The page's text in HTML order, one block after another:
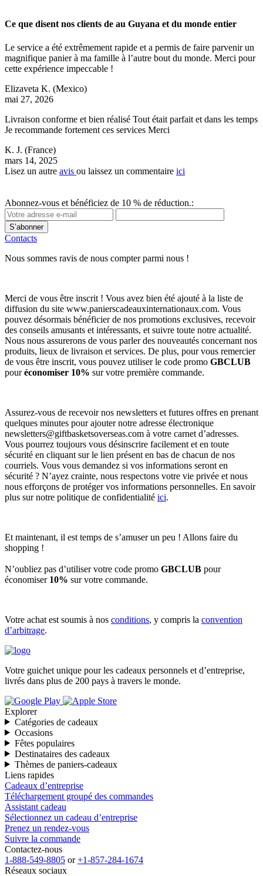
Ce que disent nos clients de au Guyana et du monde entier
Le service a été extrêmement rapide et a permis de faire parvenir un
magnifique panier à ma famille à l’autre bout du monde. Merci pour
cette expérience impeccable !
Elizaveta K. (Mexico)
mai 27, 2026
Livraison conforme et bien réalisé Tout était parfait et dans les temps
Je recommande fortement ces services Merci
K. J. (France)
mars 14, 2025
Lisez un autre avis ou laissez un commentaire ici
Abonnez-vous et bénéficiez de 10 % de réduction.:
S’abonner
Contacts
Nous sommes ravis de nous compter parmi nous !
Merci de vous être inscrit ! Vous avez bien été ajouté à la liste de
diffusion du site www.panierscadeauxinternationaux.com. Vous
pouvez désormais bénéficier de nos promotions exclusives, recevoir
des conseils amusants et intéressants, et suivre toute notre actualité.
Nous nous assurerons de vous parler des nouveautés concernant nos
produits, lieux de livraison et services. De plus, pour vous remercier
de vous être inscrit, vous pouvez utiliser le code promo GBCLUB
pouréconomiser 10% sur votre première commande.
Assurez-vous de recevoir nos newsletters et futures offres en prenant
quelques minutes pour ajouter notre adresse électronique
newsletters@giftbasketsoverseas.com à votre carnet d’adresses.
Vous pourrez toujours vous désinscrire facilement et en toute
sécurité en cliquant sur le lien présent en bas de chacun de nos
courriels. Vous vous demandez si vos informations seront en
sécurité ? N’ayez crainte, nous respectons votre vie privée et nous
nous efforçons de protéger vos informations personnelles. En savoir
plus sur notre politique de confidentialité ici.
Et maintenant, il est temps de s’amuser un peu ! Allons faire du
shopping !
N’oubliez pas d’utiliser votre code promo GBCLUB pour
économiser 10% sur votre commande.
Votre achat est soumis à nos conditions, y compris la convention
d’arbitrage.
Votre guichet unique pour les cadeaux personnels et d’entreprise,
livrés dans plus de 200 pays à travers le monde.
Explorer
Catégories de cadeaux
Occasions
Fêtes populaires
Destinataires des cadeaux
Thèmes de paniers-cadeaux
Liens rapides
Cadeaux d’entreprise
Téléchargement groupé des commandes
Assistant cadeau
Sélectionnez un cadeau d’entreprise
Prenez un rendez-vous
Suivre la commande
Contactez-nous
1-888-549-8805 or+1-857-284-1674
Réseaux sociaux